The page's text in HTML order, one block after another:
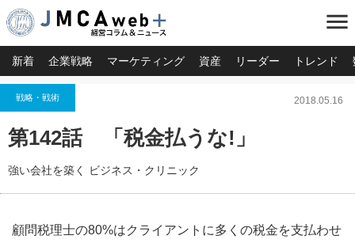
menu
新着 企業戦略 マーケティング 資産 リーダー トレンド
戦略・戦術 2018.05.16
第142話 「税金払うな!」
強い会社を築く ビジネス・クリニック
顧問税理士の80%はクライアントに多くの税金を支払わせ